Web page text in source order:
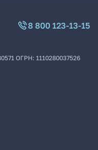
8 800 123-13-15
ОГРН: 1110280037526